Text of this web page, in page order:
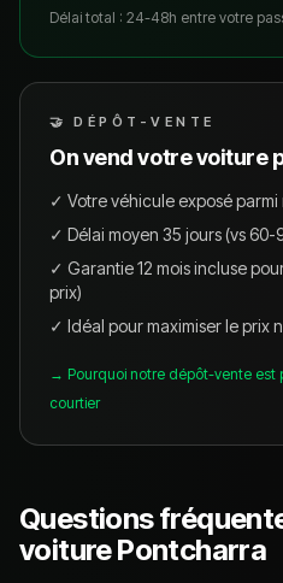
Délai total : 24-48h entre votre
🤝 DÉPÔT-VENTE
On vend votre voiture
✓ Votre véhicule exposé parmi
✓ Délai moyen 35 jours (vs
✓ Garantie 12 mois incluse
prix)
✓ Idéal pour maximiser le prix
→ Pourquoi notre dépôt-vente est
courtier
Questions
voiture Pontcharra